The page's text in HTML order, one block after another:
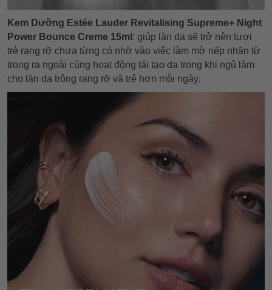
Kem Dưỡng Estée Lauder Revitalising Supreme+ Night
Power Bounce Creme 15ml : giúp làn da sẽ trở nên tươi
trẻ rạng rỡ chưa từng có nhờ vào việc làm mờ nếp nhăn từ
trong ra ngoài cùng hoạt động tái tạo da trong khi ngủ làm
cho làn da trông rạng rỡ và trẻ hơn mỗi ngày.